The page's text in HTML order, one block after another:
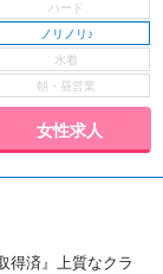
ノリノリ♪
女性求人
得済』上質なクラ